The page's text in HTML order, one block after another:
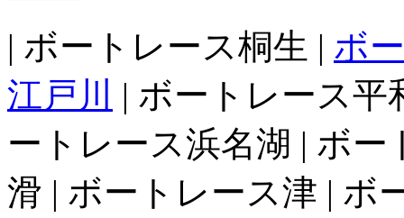
| ボートレース桐生 | ボ
江戸川
| ボートレース平
ートレース浜名湖 | ボ
滑 | ボートレース津 | ボ